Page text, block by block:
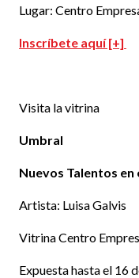
Lugar: Centro
Inscríbete aquí [+]
Visita la vitrina
Umbral
Nuevos Talentos en
Artista: Luisa Galvis
Vitrina Centro
Expuesta hasta el 16